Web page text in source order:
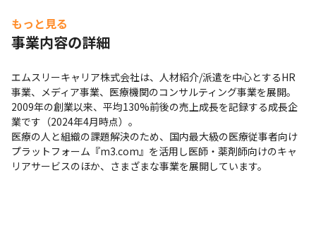
もっと見る
事業内容の詳細
エムスリーキャリア株式会社は、人材紹介/派遣を中心とするHR
事業、メディア事業、医療機関のコンサルティング事業を展開。
2009年の創業以来、平均130%前後の売上成長を記録する成長企
業です（2024年4月時点）。
医療の人と組織の課題解決のため、国内最大級の医療従事者向け
プラットフォーム『m3.com』を活用し医師・薬剤師向けのキャ
リアサービスのほか、さまざまな事業を展開しています。